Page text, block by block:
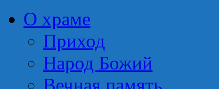
О храме
Приход
Народ Божий
Вечная память